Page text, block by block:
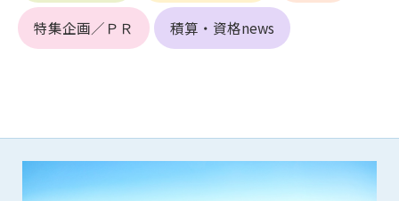
特集企画／ＰＲ 積算・資格news
(8) 犯罪的行為に結びつく行為
(9) その他、法律に反する行為
(10) 建設資料館から知り得た情報及びダウンロードした情報
恐れのあるものは、会員の承諾なく削除できるものとします。
(1) 登録されている情報が、第6条の定める禁止事項に該当する